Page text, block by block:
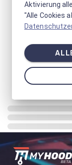
Aktivierung
"Alle Cookies